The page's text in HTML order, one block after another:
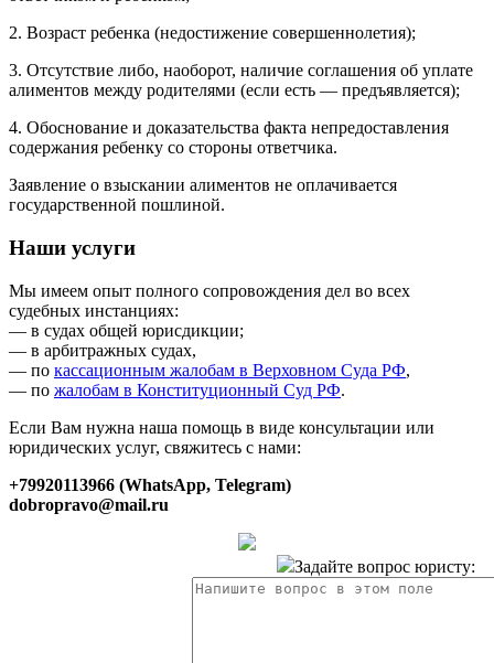
2. Возраст ребенка (недостижение совершеннолетия);
3. Отсутствие либо, наоборот, наличие соглашения об уплате
алиментов между родителями (если есть — предъявляется);
4. Обоснование и доказательства факта непредоставления
содержания ребенку со стороны ответчика.
Заявление о взыскании алиментов не оплачивается
государственной пошлиной.
Наши услуги
Мы имеем опыт полного сопровождения дел во всех
судебных инстанциях:
— в судах общей юрисдикции;
— в арбитражных судах,
— по кассационным жалобам в Верховном Суда РФ,
— по жалобам в Конституционный Суд РФ.
Если Вам нужна наша помощь в виде консультации или
юридических услуг, свяжитесь с нами:
+79920113966 (WhatsApp, Telegram)
dobropravo@mail.ru
Задайте вопрос юристу: